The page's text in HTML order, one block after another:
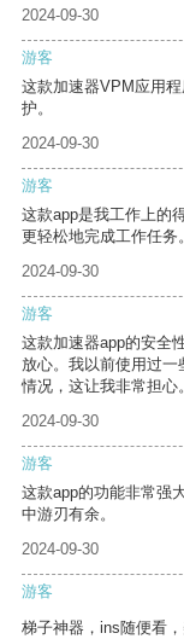
2024-09-30
游客
这款加速器VPM应用
护。
2024-09-30
游客
这款app是我工作上的
更轻松地完成工作任务。
2024-09-30
游客
这款加速器app的安全
放心。我以前使用过一
情况，这让我非常担心。
2024-09-30
游客
这款app的功能非常强
中游刃有余。
2024-09-30
游客
梯子神器，ins随便看，